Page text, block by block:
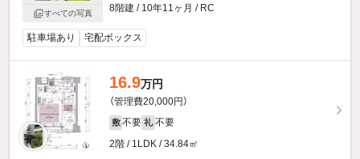
すべての写真
8階建 / 10年11ヶ月 / RC
駐車場あり 宅配ボックス
16.9万円
（管理費20,000円）
敷 不要 礼 不要
2階 / 1LDK / 34.84㎡